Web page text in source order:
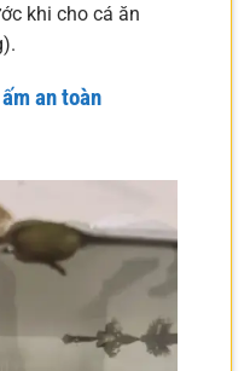
khi cho cá ăn
an toàn